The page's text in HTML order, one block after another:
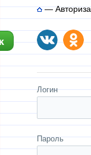
—
Логин
Пароль